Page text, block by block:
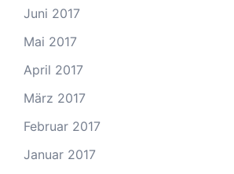
Juni 2017
Mai 2017
April 2017
März 2017
Februar 2017
Januar 2017